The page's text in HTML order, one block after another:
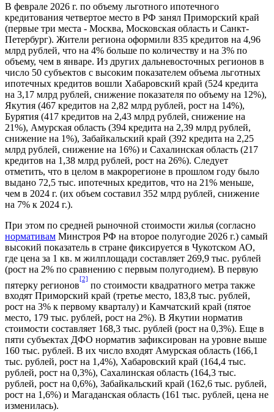
В феврале 2026 г. по объему льготного ипотечного
кредитования четвертое место в РФ занял Приморский край
(первые три места - Москва, Московская область и Санкт-
Петербург). Жители региона оформили 835 кредитов на 4,96
млрд рублей, что на 4% больше по количеству и на 3% по
объему, чем в январе. Из других дальневосточных регионов в
число 50 субъектов с высоким показателем объема льготных
ипотечных кредитов вошли Хабаровский край (524 кредита
на 3,17 млрд рублей, снижение показателя по объему на 12%),
Якутия (467 кредитов на 2,82 млрд рублей, рост на 14%),
Бурятия (417 кредитов на 2,43 млрд рублей, снижение на
21%), Амурская область (394 кредита на 2,39 млрд рублей,
снижение на 1%), Забайкальский край (392 кредита на 2,25
млрд рублей, снижение на 16%) и Сахалинская область (217
кредитов на 1,38 млрд рублей, рост на 26%). Следует
отметить, что в целом в макрорегионе в прошлом году было
выдано 72,5 тыс. ипотечных кредитов, что на 21% меньше,
чем в 2024 г. (их объем составил 352 млрд рублей, снижение
на 7% к 2024 г.).
При этом по средней рыночной стоимости жилья (согласно
нормативам Минстроя РФ на второе полугодие 2026 г.) самый
высокий показатель в стране фиксируется в Чукотском АО,
где цена за 1 кв. м жилплощади составляет 269,9 тыс. рублей
(рост на 2% по сравнению с первым полугодием). В первую
пятерку регионов
[2]
по стоимости квадратного метра также
входят Приморский край (третье место, 183,8 тыс. рублей,
рост на 3% к первому кварталу) и Камчатский край (пятое
место, 179 тыс. рублей, рост на 2%). В Якутии норматив
стоимости составляет 168,3 тыс. рублей (рост на 0,3%). Еще в
пяти субъектах ДФО норматив зафиксирован на уровне выше
160 тыс. рублей. В их число входят Амурская область (166,1
тыс. рублей, рост на 1,4%), Хабаровский край (164,4 тыс.
рублей, рост на 0,3%), Сахалинская область (164,3 тыс.
рублей, рост на 0,6%), Забайкальский край (162,6 тыс. рублей,
рост на 1,6%) и Магаданская область (161 тыс. рублей, цена не
изменилась).